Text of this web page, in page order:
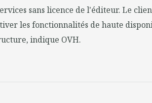
sans licence de l'éditeur. Le
les fonctionnalités de haute
indique OVH.